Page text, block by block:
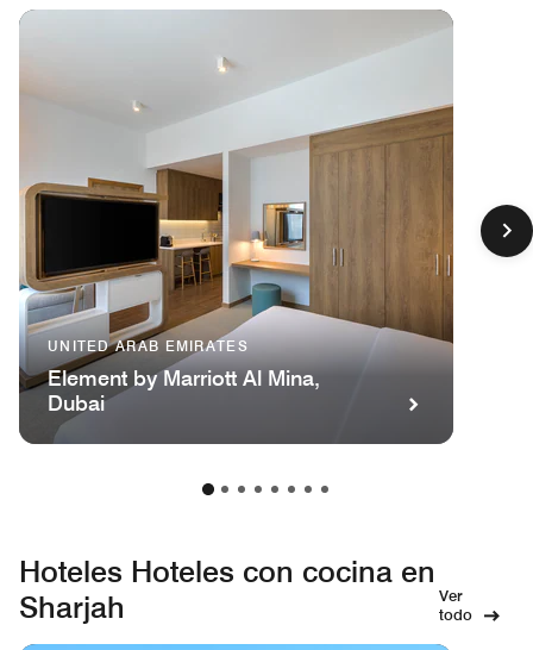
UNITED ARAB EMIRATES
Element by Marriott Al Mina,
Dubai
Hoteles Hoteles con cocina en
Sharjah
Ver
todo